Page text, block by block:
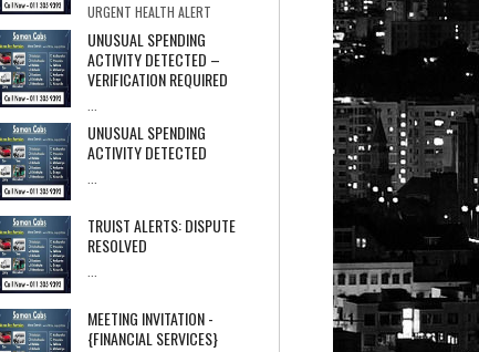
URGENT HEALTH ALERT
COVER-UP Internal Documents Re...
UNUSUAL SPENDING
ACTIVITY DETECTED –
VERIFICATION REQUIRED
UNUSUAL SPENDING
ACTIVITY DETECTED
TRUIST ALERTS: DISPUTE
RESOLVED
MEETING INVITATION -
{FINANCIAL SERVICES}